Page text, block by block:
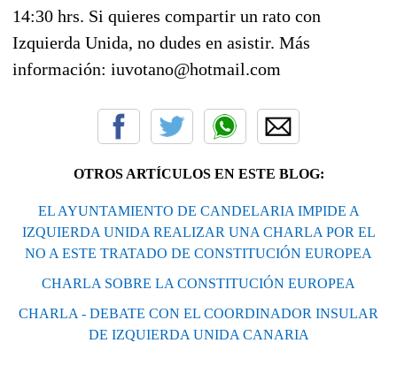
14:30 hrs. Si quieres compartir un rato con
Izquierda Unida, no dudes en asistir. Más
información: iuvotano@hotmail.com
OTROS ARTÍCULOS EN ESTE BLOG:
EL AYUNTAMIENTO DE CANDELARIA IMPIDE A
IZQUIERDA UNIDA REALIZAR UNA CHARLA POR EL
NO A ESTE TRATADO DE CONSTITUCIÓN EUROPEA
CHARLA SOBRE LA CONSTITUCIÓN EUROPEA
CHARLA - DEBATE CON EL COORDINADOR INSULAR
DE IZQUIERDA UNIDA CANARIA